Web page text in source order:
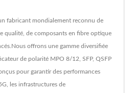
fabricant mondialement reconnu de
qualité, de composants en fibre optique
offrons une gamme diversifiée
de polarité MPO 8/12, SFP, QSFP
pour garantir des performances
les infrastructures de